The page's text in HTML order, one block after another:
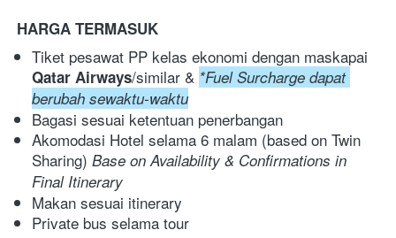
HARGA TERMASUK
Qatar Airways/similar & *Fuel Surcharge dapat
berubah sewaktu-waktu
Bagasi sesuai ketentuan penerbangan
Akomodasi Hotel selama 6 malam (based on Twin
Sharing) Base on Availability & Confirmations in
Final Itinerary
Makan sesuai itinerary
Private bus selama tour